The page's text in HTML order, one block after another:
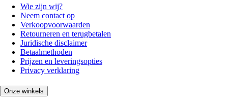
Wie zijn wij?
Neem contact op
Verkoopvoorwaarden
Retourneren en terugbetalen
Juridische disclaimer
Betaalmethoden
Prijzen en leveringsopties
Privacy verklaring
Onze winkels